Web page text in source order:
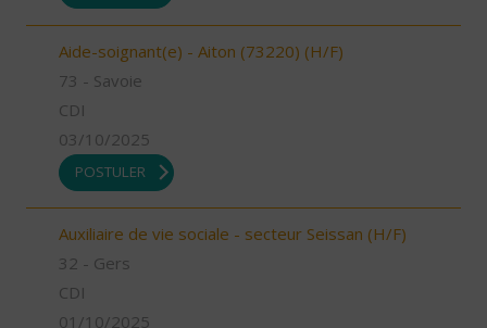
Aide-soignant(e) - Aiton (73220) (H/F)
73 - Savoie
CDI
03/10/2025
POSTULER
Auxiliaire de vie sociale - secteur Seissan (H/F)
32 - Gers
CDI
01/10/2025